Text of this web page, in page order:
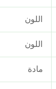
اللون
اللون
مادة